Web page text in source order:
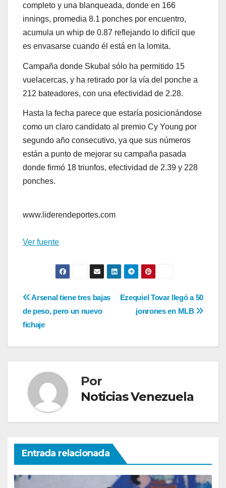
completo y una blanqueada, donde en 166
innings, promedia 8.1 ponches por encuentro,
acumula un whip de 0.87 reflejando lo difícil que
es envasarse cuando él está en la lomita.
Campaña donde Skubal sólo ha permitido 15
vuelacercas, y ha retirado por la vía del ponche a
212 bateadores, con una efectividad de 2.28.
Hasta la fecha parece que estaría posicionándose
como un claro candidato al premio Cy Young por
segundo año consecutivo, ya que sus números
están a punto de mejorar su campaña pasada
donde firmó 18 triunfos, efectividad de 2.39 y 228
ponches.
www.liderendeportes.com
Ver fuente
Navegación
de
entradas
Ezequiel Tovar llegó a 50
jonrones en MLB
Arsenal tiene tres bajas
de peso, pero un nuevo
fichaje
Por
Noticias Venezuela
Entrada relacionada